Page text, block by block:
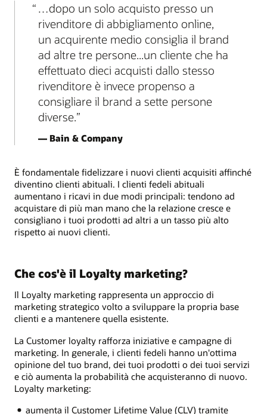
…dopo un solo acquisto presso un
rivenditore di abbigliamento online,
un acquirente medio consiglia il brand
ad altre tre persone...un cliente che ha
effettuato dieci acquisti dallo stesso
rivenditore è invece propenso a
consigliare il brand a sette persone
diverse.
— Bain & Company
È fondamentale fidelizzare i nuovi clienti acquisiti affinché
diventino clienti abituali. I clienti fedeli abituali
aumentano i ricavi in due modi principali: tendono ad
acquistare di più man mano che la relazione cresce e
consigliano i tuoi prodotti ad altri a un tasso più alto
rispetto ai nuovi clienti.
Che cos'è il Loyalty marketing?
Il Loyalty marketing rappresenta un approccio di
marketing strategico volto a sviluppare la propria base
clienti e a mantenere quella esistente.
La Customer loyalty rafforza iniziative e campagne di
marketing. In generale, i clienti fedeli hanno un'ottima
opinione del tuo brand, dei tuoi prodotti o dei tuoi servizi
e ciò aumenta la probabilità che acquisteranno di nuovo.
Loyalty marketing:
aumenta il Customer Lifetime Value (CLV) tramite